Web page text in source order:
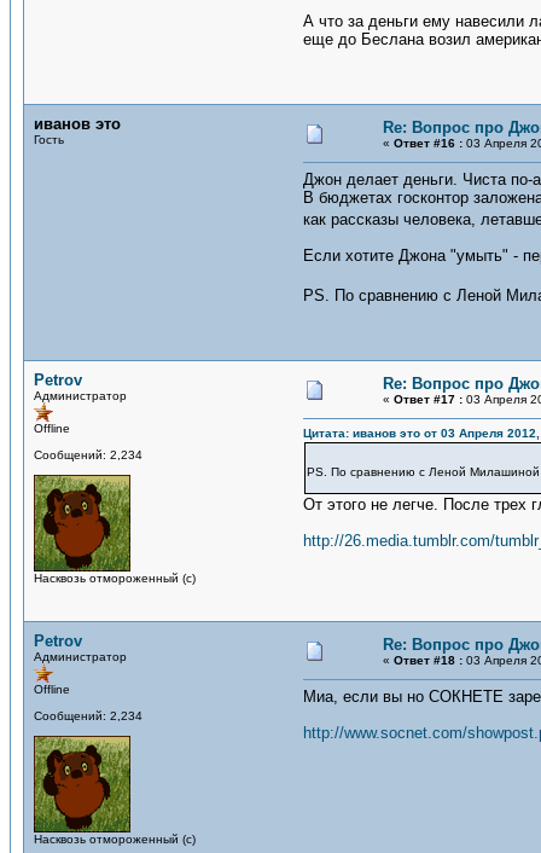
А что за деньги ему навесили
еще до Беслана возил
иванов это
Гость
Re: Вопрос про
« Ответ #16 : 03 Апреля
Джон делает деньги. Чиста по-
В бюджетах госконтор
как рассказы человека,
Если хотите Джона "умыть" -
PS. По сравнению с Леной
Petrov
Администратор
Offline
Сообщений: 2,234
Насквозь отмороженный (с)
Re: Вопрос про
« Ответ #17 : 03 Апреля
Цитата: иванов это от 03 Апреля
PS. По сравнению с Леной
От этого не легче. После
http://26.media.tumblr.com/
Petrov
Администратор
Offline
Сообщений: 2,234
Насквозь отмороженный (с)
Re: Вопрос про
« Ответ #18 : 03 Апреля
Миа, если вы но СОКНЕТЕ
http://www.socnet.com/